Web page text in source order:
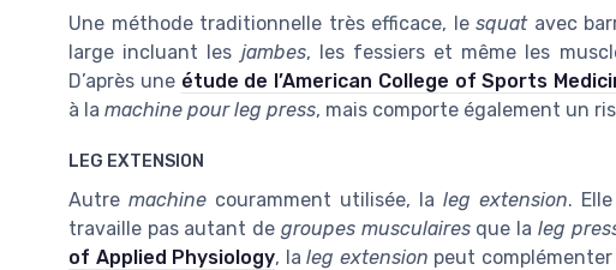
Une méthode traditionnelle très efficace, lesquatavec
large incluant les jambes, les fessiers et même les
D’après une étude de l’American College of Sports
à la machine pour leg press, mais comporte également un
LEG EXTENSION
Autre machine couramment utilisée, la leg extension.
travaille pas autant de groupes musculairesque la leg
of Applied Physiology, la leg extension peut complémenter